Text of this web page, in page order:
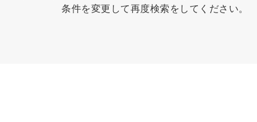
条件を変更して再度検索をしてください。